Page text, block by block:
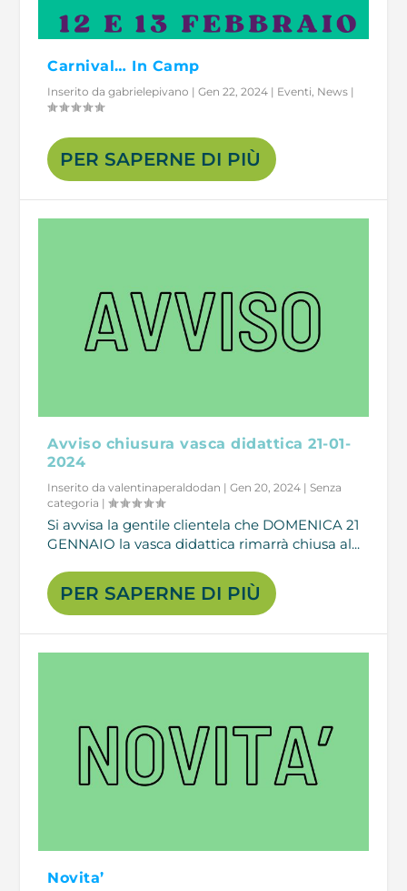
Carnival… In Camp
Inserito dagabrielepivano |Gen 22, 2024 | Eventi, News |
PER SAPERNE DI PIÙ
Avviso chiusura vasca didattica 21-01-
2024
Inserito davalentinaperaldodan |Gen 20, 2024 |Senza
categoria |
Si avvisa la gentile clientela che DOMENICA 21
GENNAIO la vasca didattica rimarrà chiusa al...
PER SAPERNE DI PIÙ
Novita’